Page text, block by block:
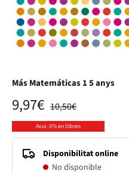
Más Matemáticas 1 5 anys
10,50€
9,97€
Avui -5% en llibres
Disponibilitat online
No disponible